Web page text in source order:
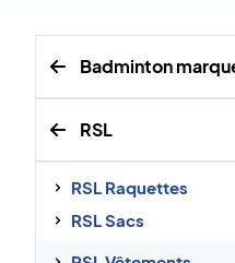
Badminton
RSL
RSL Raquettes
RSL Sacs